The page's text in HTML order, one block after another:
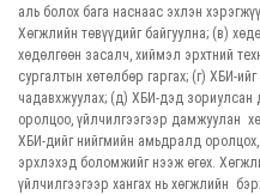
аль болох бага наснаас эхлэн
Хөгжлийн төвүүдийг байгуулна; (в)
хөдөлгөөн засалч, хиймэл эрхтний
сургалтын хөтөлбөр гаргах; (г) ХБИ-
чадавхжуулах; (д) ХБИ-дэд зориулсан
оролцоо, үйлчилгээгээр дамжуулан
ХБИ-дийг нийгмийн амьдралд
эрхлэхэд боломжийг нээж өгөх.
үйлчилгээгээр хангах нь хөгжлийн